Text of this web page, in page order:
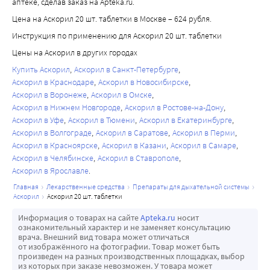
Рвота
Сообщение о подозреваемых нежелательных реакциях
Важно сообщать о подозреваемых нежелательных
реакциях после регистрации лекарственного препарата.
Это позволяет обеспечить непрерывный мониторинг
соотношения пользы и риска при применении
лекарственного препарата.
Цена на Аскорил 20 шт. таблетки в Москве – 624 рубля.
Инструкция по применению для Аскорил 20 шт. таблетки
Цены на Аскорил в других городах
Купить Аскорил Аскорил в Санкт-Петербурге
Аскорил в Краснодаре Аскорил в Новосибирске
Аскорил в Воронеже Аскорил в Омске
Аскорил в Нижнем Новгороде Аскорил в Ростове-на-Дону
Аскорил в Уфе Аскорил в Тюмени Аскорил в Екатеринбурге
Аскорил в Волгограде Аскорил в Саратове Аскорил в Перми
Аскорил в Красноярске Аскорил в Казани Аскорил в Самаре
Аскорил в Челябинске Аскорил в Ставрополе
Аскорил в Ярославле
главная лекарственные средства
препараты для дыхательной системы
аскорил
аскорил 20 шт. таблетки
Информация о товарах на сайтеApteka.ru носит
ознакомительный характер и не заменяет консультацию
врача. Внешний вид товара может отличаться
от изображённого на фотографии. Товар может быть
произведен на разных производственных площадках, выбор
из которых при заказе невозможен. У товара может